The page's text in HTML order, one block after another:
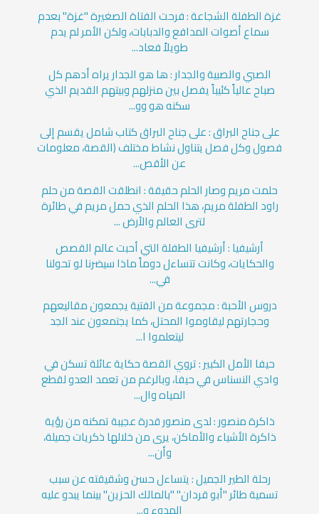
غزة الطفلة الشجاعة : فرحت الفتاة الصغيرة "غزة" بعدم
سماع أصوات المدافع والدبابات، ولكن الأمر لم يدم
طويلاً فعاد...
الصبي والصبية والجدار : ها هو الجدار يراه أدهم كل
صباح عالياً كئيباً يفصل بين منزلهم وبيتهم القديم الذي
سكنه هو وو...
على جناح البراق : على جناح البراق كتاب شامل يقسم إلى
فصول وكل فصل يتناول نشاط مختلف (القصة، معلومات
عن الأقص...
حلمت مريم وصار الحلم حقيقة : انطلقت القصة من حلم
راود الطفلة مريم، هذا الحلم الذي حمل مريم في طائرة
لترى العالم والأرض ...
أرشيفيا : أرشيفيا الطفلة التي أحبت عالم القصص
والحكايات، وكانت تتساءل دوماً ماذا سيضرنا لو تحولنا
في...
دروس الأحبة : مجموعة من الفتية يجمعون مقاليعهم
وحجارتهم ليقاوموا المحتل، كما يجتمعون عند الجد
ليتعلموا ا...
حيفا الأمل الكبير : تروي القصة حكاية عائلة تسكن في
وادي النسناس في حيفا، وبالرغم من تعمد العدو لقطع
المياه وال...
ذاكرة منصور : لدى منصور قدرة عجيبة تمكنه من رؤية
ذاكرة الأشياء والأماكن، يرى من خلالها ذكريات جميلة،
وأن...
رحلة الطير الجميل : يتساءل حسن وشقيقته عن سبب
تسمية طائر "أبو قردان" "بالمالك الحزين" بينما يبدو عليه